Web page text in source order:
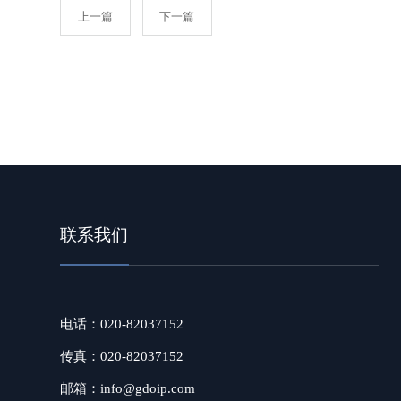
上一篇 下一篇
联系我们
电话：020-82037152
传真：020-82037152
邮箱：info@gdoip.com